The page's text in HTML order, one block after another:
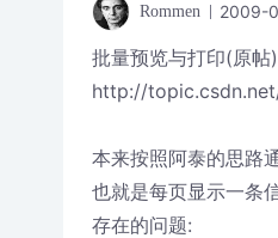
Rommen 2009-
批量预览与打印(原帖)
http://
本来按照阿泰的思路
也就是每页显示一条
存在的问题: